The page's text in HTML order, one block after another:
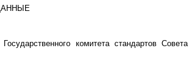
комитета стандартов Совета